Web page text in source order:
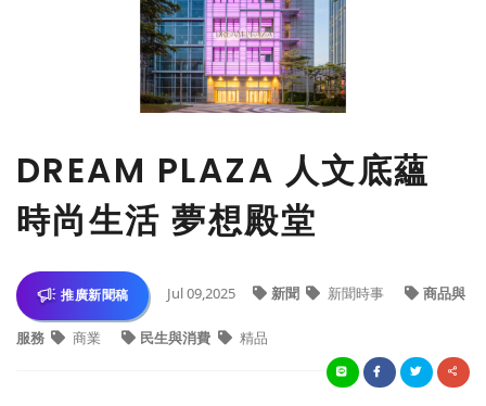
DREAM PLAZA 人文底蘊
時尚生活 夢想殿堂
推廣新聞稿 Jul 09,2025 新聞 新聞時事 商品與
服務 商業 民生與消費 精品